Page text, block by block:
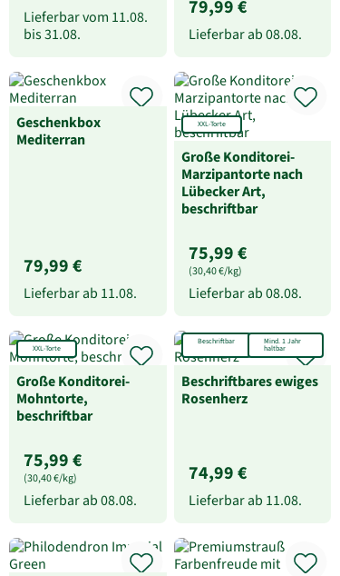
Lieferbar vom 11.08.
bis31.08.
79,99 €
Lieferbar ab08.08.
Geschenkbox
Mediterran
79,99 €
Lieferbar ab 11.08.
XXL-Torte
Große Konditorei-
Marzipantorte nach
Lübecker Art,
beschriftbar
75,99 €
(30,40 €/kg)
Lieferbar ab08.08.
XXL-Torte
Große Konditorei-
Mohntorte,
beschriftbar
75,99 €
(30,40 €/kg)
Lieferbar ab08.08.
Beschriftbar Mind. 1 Jahr
haltbar
Beschriftbares ewiges
Rosenherz
74,99 €
Lieferbar ab 11.08.